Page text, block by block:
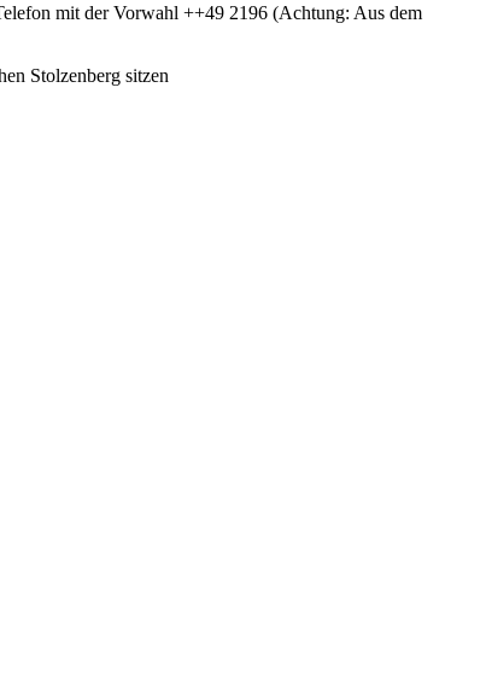
mit der Vorwahl ++49 2196 (Achtung: Aus dem
Stolzenberg sitzen